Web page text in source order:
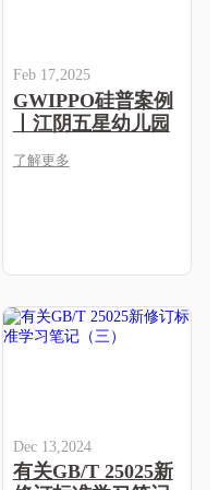
Feb 17,2025
GWIPPO硅普案例
丨江阴五星幼儿园
了解更多
Dec 13,2024
有关GB/T 25025新